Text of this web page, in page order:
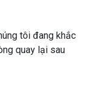
tôi đang khắc
quay lại sau